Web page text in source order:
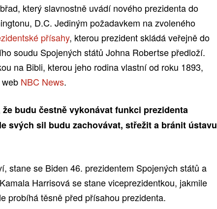
který slavnostně uvádí nového prezidenta do
D.C. Jediným požadavkem na zvoleného
přísahy, kterou prezident skládá veřejně do
soudu Spojených států Johna Robertse předloží.
na Bibli, kterou jeho rodina vlastní od roku 1893,
NBC News.
budu čestně vykonávat funkci prezidenta
svých sil budu zachovávat, střežit a bránit ústavu
stane se Biden 46. prezidentem Spojených států a
Harrisová se stane viceprezidentkou, jakmile
probíhá těsně před přísahou prezidenta.